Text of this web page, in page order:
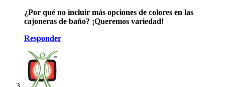
¿Por qué no incluir más opciones de colores en las
cajoneras de baño? ¡Queremos variedad!
Responder